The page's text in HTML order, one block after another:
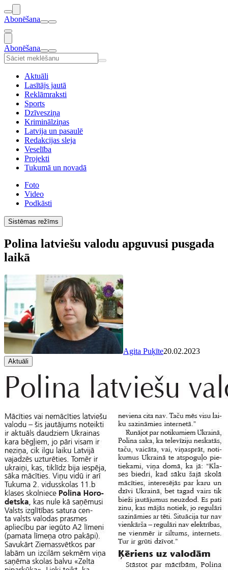
Abonēšana
Abonēšana
Aktuāli
Lasītājs jautā
Reklāmraksti
Sports
Dzīvesziņa
Kriminālziņas
Latvija un pasaulē
Redakcijas sleja
Veselība
Projekti
Tukumā un novadā
Foto
Video
Podkāsti
Sistēmas režīms
Polina latviešu valodu apguvusi pusgada
laikā
Agita Puķīte20.02.2023
Aktuāli